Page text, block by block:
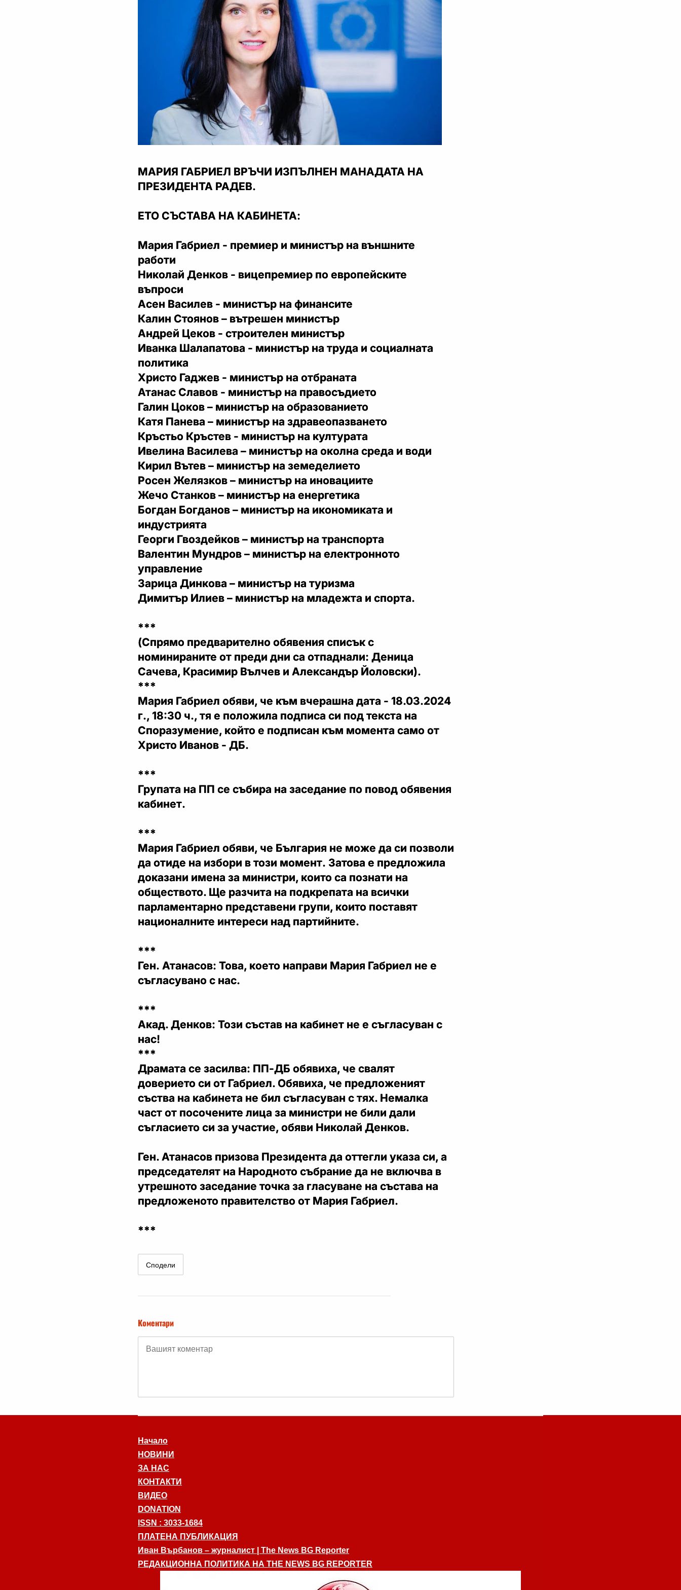
МАРИЯ ГАБРИЕЛ ВРЪЧИ ИЗПЪЛНЕН МАНАДАТА НА
ПРЕЗИДЕНТА РАДЕВ.
ЕТО СЪСТАВА НА КАБИНЕТА:
Мария Габриел - премиер и министър на външните
работи
Николай Денков - вицепремиер по европейските
въпроси
Асен Василев - министър на финансите
Калин Стоянов – вътрешен министър
Андрей Цеков - строителен министър
Иванка Шалапатова - министър на труда и социалната
политика
Христо Гаджев - министър на отбраната
Атанас Славов - министър на правосъдието
Галин Цоков – министър на образованието
Катя Панева – министър на здравеопазването
Кръстьо Кръстев - министър на културата
Ивелина Василева – министър на околна среда и води
Кирил Вътев – министър на земеделието
Росен Желязков – министър на иновациите
Жечо Станков – министър на енергетика
Богдан Богданов – министър на икономиката и
индустрията
Георги Гвоздейков – министър на транспорта
Валентин Мундров – министър на електронното
управление
Зарица Динкова – министър на туризма
Димитър Илиев – министър на младежта и спорта.
***
(Спрямо предварително обявения списък с
номинираните от преди дни са отпаднали: Деница
Сачева, Красимир Вълчев и Александър Йоловски).
***
Мария Габриел обяви, че към вчерашна дата - 18.03.2024
г., 18:30 ч., тя е положила подписа си под текста на
Споразумение, който е подписан към момента само от
Христо Иванов - ДБ.
***
Групата на ПП се събира на заседание по повод обявения
кабинет.
***
Мария Габриел обяви, че България не може да си позволи
да отиде на избори в този момент. Затова е предложила
доказани имена за министри, които са познати на
обществото. Ще разчита на подкрепата на всички
парламентарно представени групи, които поставят
националните интереси над партийните.
***
Ген. Атанасов: Това, което направи Мария Габриел не е
съгласувано с нас.
***
Акад. Денков: Този състав на кабинет не е съгласуван с
нас!
***
Драмата се засилва: ПП-ДБ обявиха, че свалят
доверието си от Габриел. Обявиха, че предложеният
съства на кабинета не бил съгласуван с тях. Немалка
част от посочените лица за министри не били дали
съгласието си за участие, обяви Николай Денков.
Ген. Атанасов призова Президента да оттегли указа си, а
председателят на Народното събрание да не включва в
утрешното заседание точка за гласуване на състава на
предложеното правителство от Мария Габриел.
***
Сподели
Коментари
Начало
НОВИНИ
ЗА НАС
КОНТАКТИ
ВИДЕО
DONATION
ISSN : 3033-1684
ПЛАТЕНА ПУБЛИКАЦИЯ
Иван Върбанов – журналист | The News BG Reporter
РЕДАКЦИОННА ПОЛИТИКА НА THE NEWS BG REPORTER